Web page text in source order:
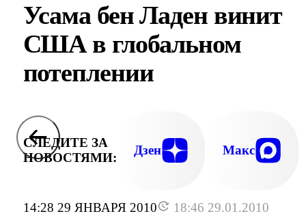
14:28 29 ЯНВАРЯ 2010
18:46 29.01.2010
Усама бен Ладен винит
США в глобальном
потеплении
СЛЕДИТЕ ЗА
НОВОСТЯМИ:
Дзен Макс